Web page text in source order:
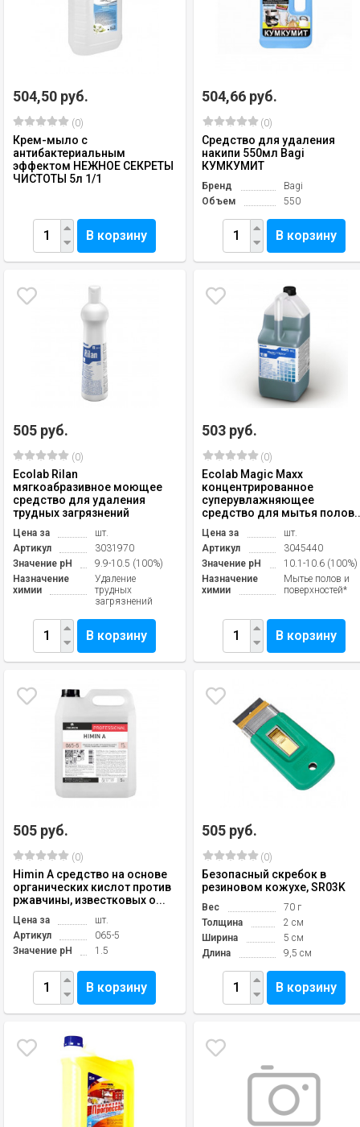
504,50 руб.
(0)
Крем-мыло с
антибактериальным
эффектом НЕЖНОЕ СЕКРЕТЫ
ЧИСТОТЫ 5л 1/1
В корзину
504,66 руб.
(0)
Средство для удаления
накипи 550мл Bagi
КУМКУМИТ
Бренд
Bagi
Объем
550
В корзину
505 руб.
(0)
Ecolab Rilan
мягкоабразивное моющее
средство для удаления
трудных загрязнений
Цена за
шт.
Артикул
3031970
Значение pH
9.9-10.5 (100%)
Назначение
химии
Удаление
трудных
загрязнений
В корзину
503 руб.
(0)
Ecolab Magic Maxx
концентрированное
суперувлажняющее
средство для мытья
Цена за
шт.
Артикул
3045440
Значение pH
10.1-10.6 (100%)
Назначение
химии
Мытье полов и
поверхностей*
В корзину
505 руб.
(0)
Himin A средство на основе
органических кислот против
ржавчины, известковых о...
Цена за
шт.
Артикул
065-5
Значение pH
1.5
В корзину
505 руб.
(0)
Безопасный скребок в
резиновом кожухе, SR03K
Вес
70 г
Толщина
2 см
Ширина
5 см
Длина
9,5 см
В корзину